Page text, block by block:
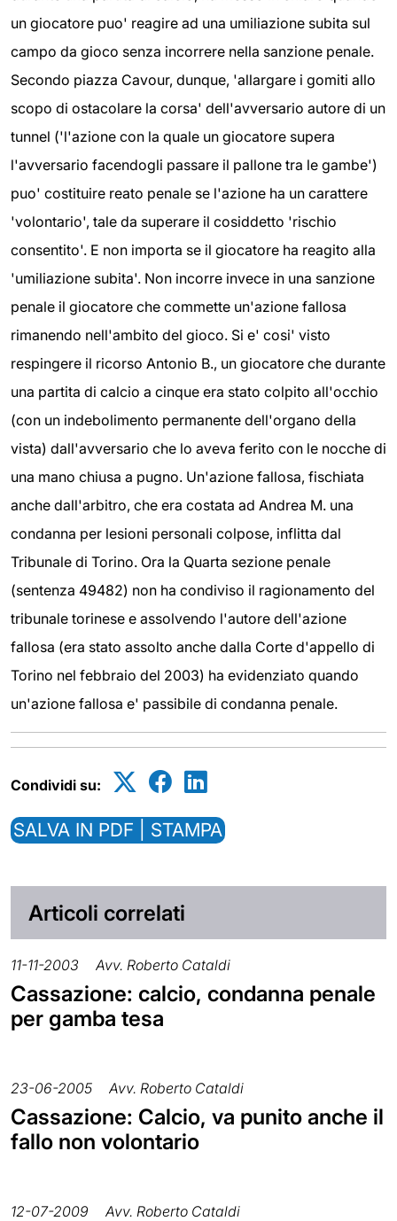
un giocatore puo' reagire ad una umiliazione subita sul
campo da gioco senza incorrere nella sanzione penale.
Secondo piazza Cavour, dunque, 'allargare i gomiti allo
scopo di ostacolare la corsa' dell'avversario autore di un
tunnel ('l'azione con la quale un giocatore supera
l'avversario facendogli passare il pallone tra le gambe')
puo' costituire reato penale se l'azione ha un carattere
'volontario', tale da superare il cosiddetto 'rischio
consentito'. E non importa se il giocatore ha reagito alla
'umiliazione subita'. Non incorre invece in una sanzione
penale il giocatore che commette un'azione fallosa
rimanendo nell'ambito del gioco. Si e' cosi' visto
respingere il ricorso Antonio B., un giocatore che durante
una partita di calcio a cinque era stato colpito all'occhio
(con un indebolimento permanente dell'organo della
vista) dall'avversario che lo aveva ferito con le nocche di
una mano chiusa a pugno. Un'azione fallosa, fischiata
anche dall'arbitro, che era costata ad Andrea M. una
condanna per lesioni personali colpose, inflitta dal
Tribunale di Torino. Ora la Quarta sezione penale
(sentenza 49482) non ha condiviso il ragionamento del
tribunale torinese e assolvendo l'autore dell'azione
fallosa (era stato assolto anche dalla Corte d'appello di
Torino nel febbraio del 2003) ha evidenziato quando
un'azione fallosa e' passibile di condanna penale.
Condividi su:
SALVA IN PDF | STAMPA
Articoli correlati
11-11-2003 Avv. Roberto Cataldi
Cassazione: calcio, condanna penale
per gamba tesa
23-06-2005 Avv. Roberto Cataldi
Cassazione: Calcio, va punito anche il
fallo non volontario
12-07-2009 Avv. Roberto Cataldi